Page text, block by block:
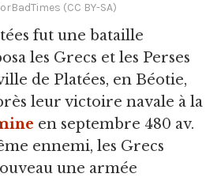
(CC BY-SA)
fut une bataille
les Grecs et les Perses
de Platées, en Béotie,
leur victoire navale à la
en septembre 480 av.
ennemi, les Grecs
une armée